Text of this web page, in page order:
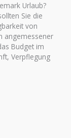
Urlaub?
Sie die
von
angemessener
Budget im
Verpflegung